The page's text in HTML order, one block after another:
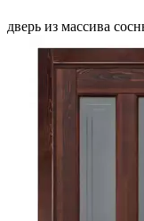
дверь из массива